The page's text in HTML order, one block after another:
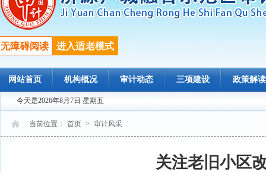
无障碍阅读 进入适老模式
网站首页 机构概况 审计动态 三项建设 政策解读
今天是2026年8月7日 星期五
当前位置： 首页 > 审计风采
关注老旧小区